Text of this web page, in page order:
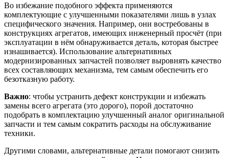
Во избежание подобного эффекта применяются
комплектующие с улучшенными показателями лишь в узлах
специфического значения. Например, они востребованы в
конструкциях агрегатов, имеющих инженерный просчёт (при
эксплуатации в нём обнаруживается деталь, которая быстрее
изнашивается). Использование альтернативных
модернизированных запчастей позволяет выровнять качество
всех составляющих механизма, тем самым обеспечить его
безотказную работу.
Важно: чтобы устранить дефект конструкции и избежать
замены всего агрегата (это дорого), порой достаточно
подобрать в комплектацию улучшенный аналог оригинальной
запчасти и тем самым сократить расходы на обслуживание
техники.
Другими словами, альтернативные детали помогают снизить